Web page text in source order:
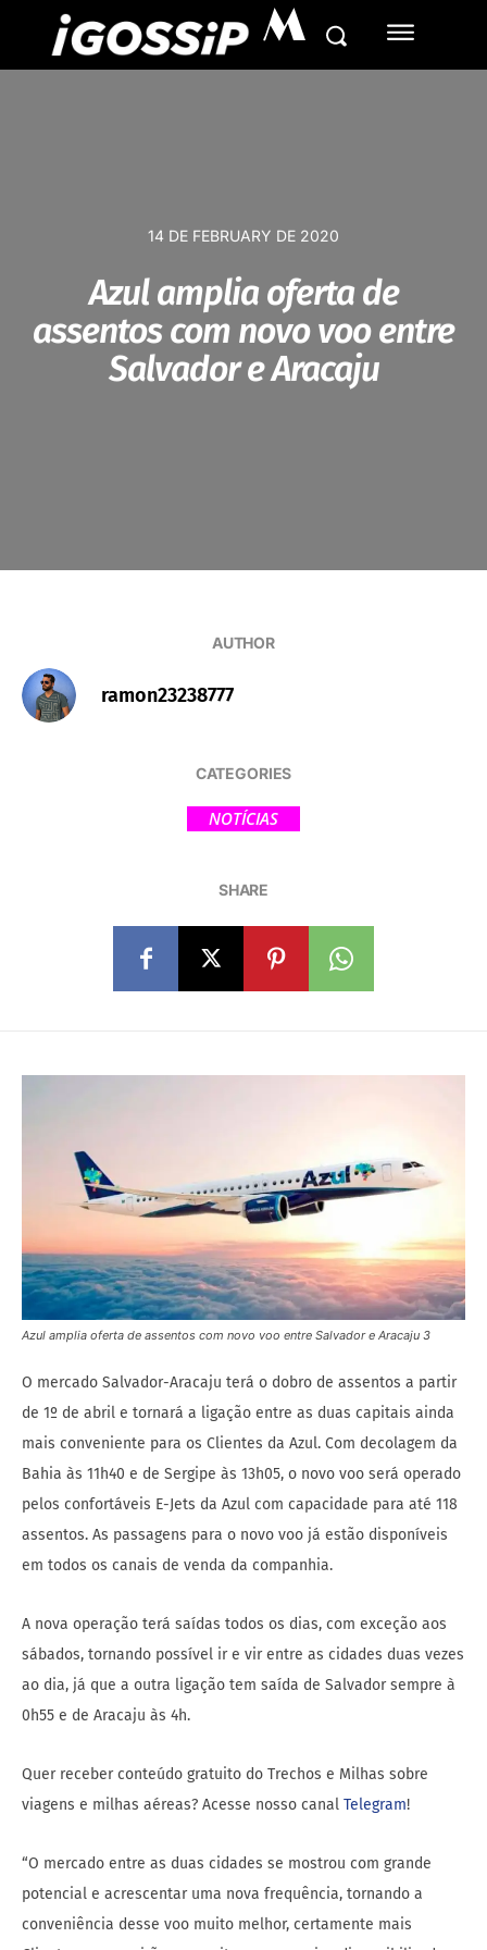
M
14 DE FEBRUARY DE 2020
Azul amplia oferta de
assentos com novo voo entre
Salvador e Aracaju
AUTHOR
ramon23238777
CATEGORIES
NOTÍCIAS
SHARE
Azul amplia oferta de assentos com novo voo entre Salvador e Aracaju 3
O mercado Salvador-Aracaju terá o dobro de assentos a partir
de 1º de abril e tornará a ligação entre as duas capitais ainda
mais conveniente para os Clientes da Azul. Com decolagem da
Bahia às 11h40 e de Sergipe às 13h05, o novo voo será operado
pelos confortáveis E-Jets da Azul com capacidade para até 118
assentos. As passagens para o novo voo já estão disponíveis
em todos os canais de venda da companhia.
A nova operação terá saídas todos os dias, com exceção aos
sábados, tornando possível ir e vir entre as cidades duas vezes
ao dia, já que a outra ligação tem saída de Salvador sempre à
0h55 e de Aracaju às 4h.
Quer receber conteúdo gratuito do Trechos e Milhas sobre
viagens e milhas aéreas? Acesse nosso canal Telegram!
“O mercado entre as duas cidades se mostrou com grande
potencial e acrescentar uma nova frequência, tornando a
conveniência desse voo muito melhor, certamente mais